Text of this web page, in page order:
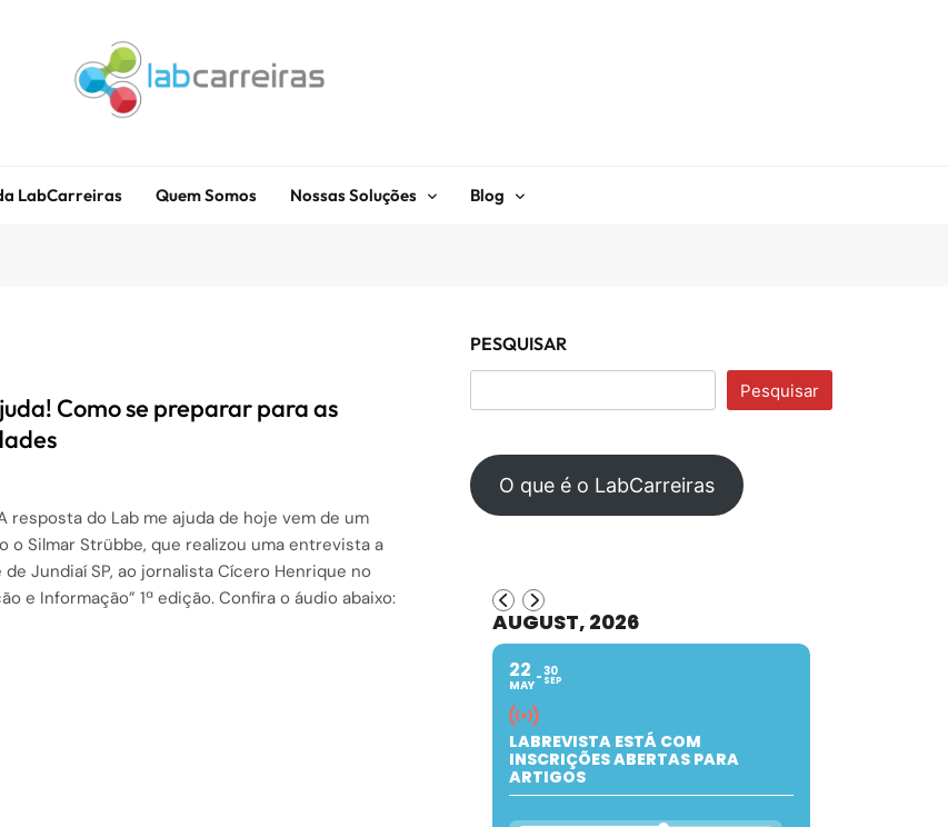
LabCarreiras Quem Somos Nossas Soluções Blog
Como se preparar para as
resposta do Lab me ajuda de hoje vem de um
o Silmar Strübbe, que realizou uma entrevista a
de Jundiaí SP, ao jornalista Cícero Henrique no
e Informação” 1ª edição. Confira o áudio abaixo:
PESQUISAR
Pesquisar
O que é o LabCarreiras
AUGUST, 2026
22
MAY
30
SEP
LABREVISTA ESTÁ COM
INSCRIÇÕES ABERTAS PARA
ARTIGOS